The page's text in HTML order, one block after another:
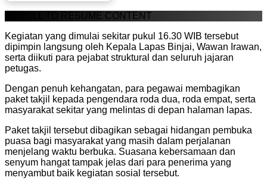
SCROLL TO RESUME CONTENT
Kegiatan yang dimulai sekitar pukul 16.30 WIB tersebut
dipimpin langsung oleh Kepala Lapas Binjai, Wawan Irawan,
serta diikuti para pejabat struktural dan seluruh jajaran
petugas.
Dengan penuh kehangatan, para pegawai membagikan
paket takjil kepada pengendara roda dua, roda empat, serta
masyarakat sekitar yang melintas di depan halaman lapas.
Paket takjil tersebut dibagikan sebagai hidangan pembuka
puasa bagi masyarakat yang masih dalam perjalanan
menjelang waktu berbuka. Suasana kebersamaan dan
senyum hangat tampak jelas dari para penerima yang
menyambut baik kegiatan sosial tersebut.